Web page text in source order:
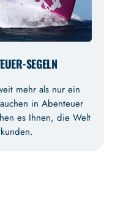
SEGELN
mehr als nur ein
in Abenteuer
es Ihnen, die Welt